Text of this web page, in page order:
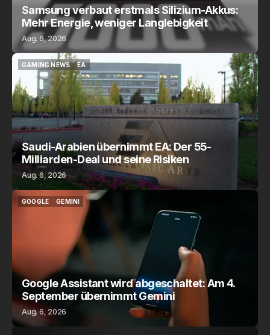
Samsung verbaut erstmals Silizium-Akkus:
Mehr Energie, weniger Langlebigkeit
Aug. 6, 2026
GAMING NEWS
GAMING NEWS
EA
EA
Saudi-Arabien übernimmt EA: Der 55-
Milliarden-Deal und seine Risiken
Aug. 6, 2026
GOOGLE
GEMINI
Google Assistant wird abgeschaltet: Am 4.
September übernimmt Gemini
Aug. 6, 2026